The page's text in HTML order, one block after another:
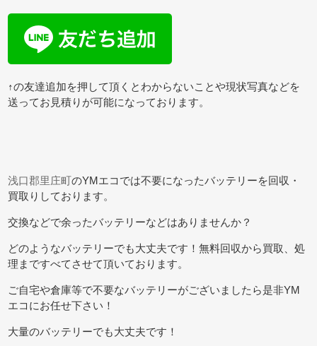
↑の友達追加を押して頂くとわからないことや現状写真などを
送ってお見積りが可能になっております。
浅口郡里庄町のYMエコでは不要になったバッテリーを回収・
買取りしております。
交換などで余ったバッテリーなどはありませんか？
どのようなバッテリーでも大丈夫です！無料回収から買取、処
理まですべてさせて頂いております。
ご自宅や倉庫等で不要なバッテリーがございましたら是非YM
エコにお任せ下さい！
大量のバッテリーでも大丈夫です！